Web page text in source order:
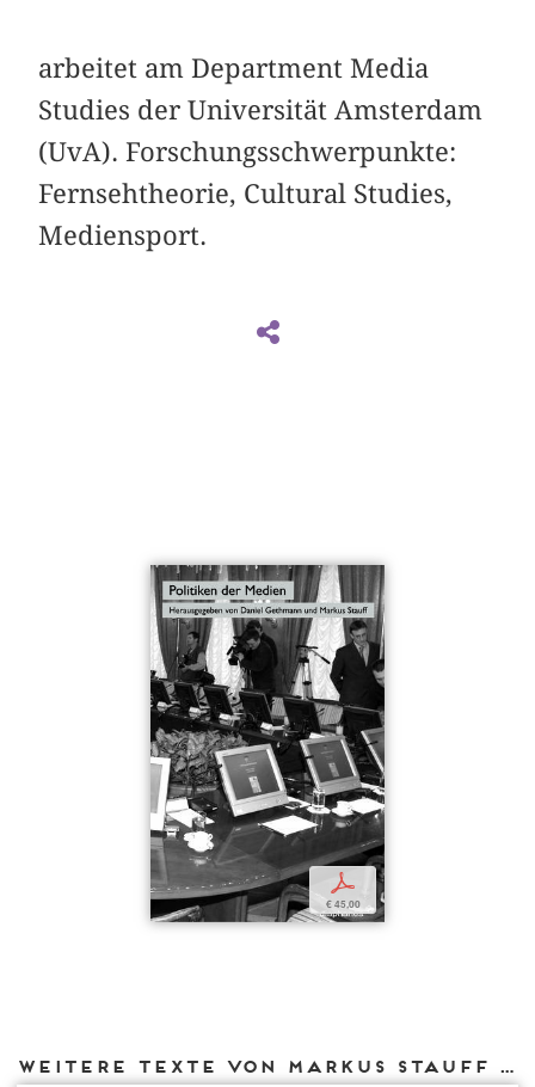
arbeitet am Department Media
Studies der Universität Amsterdam
(UvA). Forschungsschwerpunkte:
Fernsehtheorie, Cultural Studies,
Mediensport.
p
€ 45,00
Weitere Texte von Markus Stauff bei DIAPHANES